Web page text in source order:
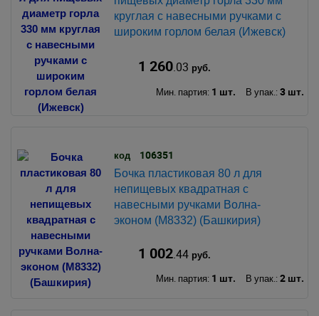
круглая с навесными ручками с
широким горлом белая (Ижевск)
1 260.03 руб.
Мин. партия: 1 шт. В упак.: 3 шт.
код 106351
Бочка пластиковая 80 л для
непищевых квадратная с
навесными ручками Волна-
эконом (М8332) (Башкирия)
1 002.44руб.
Мин. партия: 1 шт. В упак.: 2 шт.